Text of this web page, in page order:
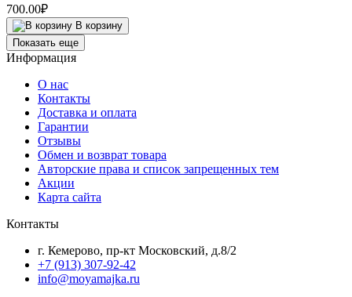
700.00₽
В корзину
Показать еще
Информация
О нас
Контакты
Доставка и оплата
Гарантии
Отзывы
Обмен и возврат товара
Авторские права и список запрещенных тем
Акции
Карта сайта
Контакты
г. Кемерово, пр-кт Московский, д.8/2
+7 (913) 307-92-42
info@moyamajka.ru